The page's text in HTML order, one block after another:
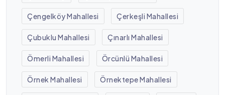
Çengelköy Mahallesi Çerkeşli Mahallesi
Çubuklu Mahallesi Çınarlı Mahallesi
Ömerli Mahallesi Örcünlü Mahallesi
Örnek Mahallesi Örnektepe Mahallesi